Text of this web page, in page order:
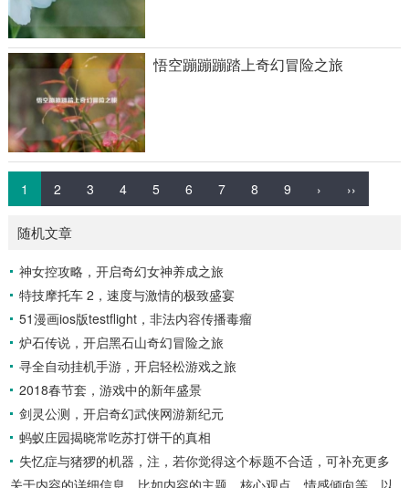
悟空蹦蹦蹦踏上奇幻冒险之旅
1 2 3 4 5 6 7 8 9 › ››
随机文章
神女控攻略，开启奇幻女神养成之旅
特技摩托车 2，速度与激情的极致盛宴
51漫画ios版testflight，非法内容传播毒瘤
炉石传说，开启黑石山奇幻冒险之旅
寻全自动挂机手游，开启轻松游戏之旅
2018春节套，游戏中的新年盛景
剑灵公测，开启奇幻武侠网游新纪元
蚂蚁庄园揭晓常吃苏打饼干的真相
失忆症与猪猡的机器，注，若你觉得这个标题不合适，可补充更多